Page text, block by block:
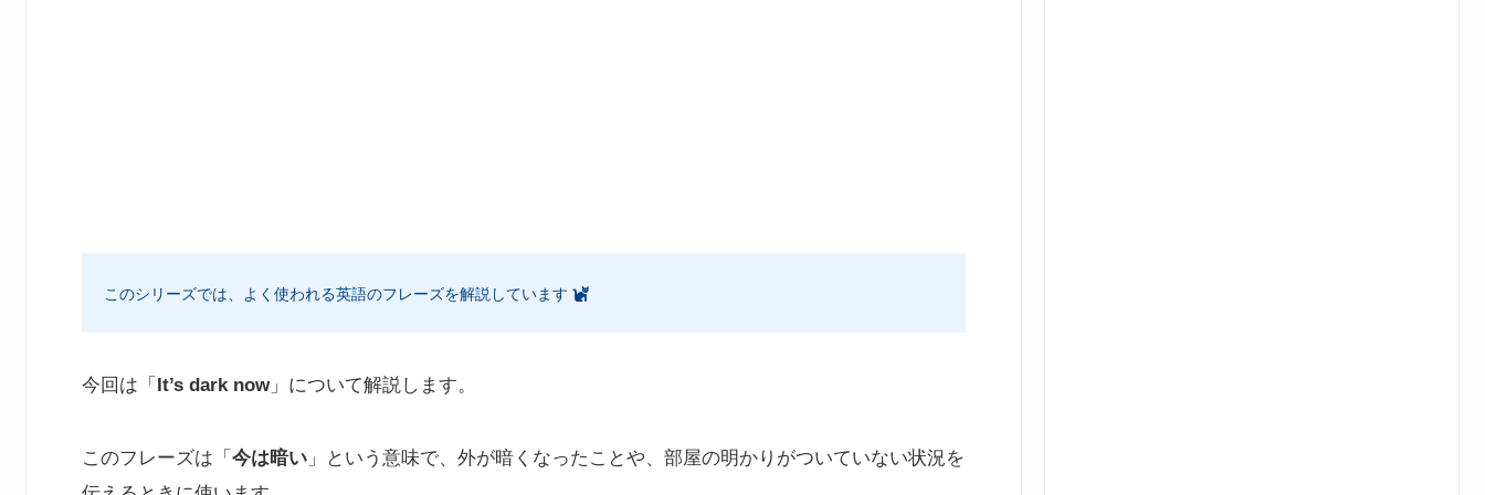
このシリーズでは、よく使われる英語のフレーズを解説しています
今回は「 It’s dark now」について解説します。
このフレーズは「 今は暗い 」という意味で、外が暗くなったことや、部屋の明かりがついていない状況を